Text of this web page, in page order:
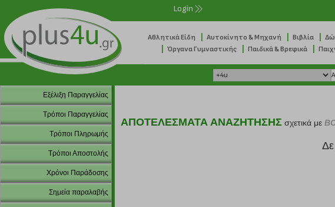
Login
Αθλητικά Είδη Αυτοκίνητο & Μηχανή Βιβλία
Όργανα Γυμναστικής Παιδικά & Βρεφικά
Εξέλιξη Παραγγελίας
Τρόποι Παραγγελίας
Τρόποι Πληρωμής
Τρόποι Αποστολής
Χρόνοι Παράδοσης
Σημεία παραλαβής
ΑΠΟΤΕΛΕΣΜΑΤΑ ΑΝΑΖΗΤΗΣΗΣ σχετικά με